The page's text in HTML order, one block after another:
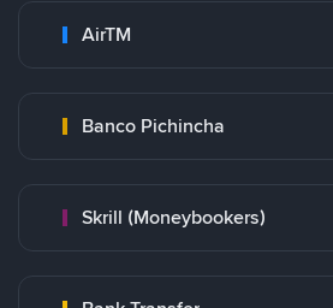
AirTM
Banco Pichincha
Skrill (Moneybookers)